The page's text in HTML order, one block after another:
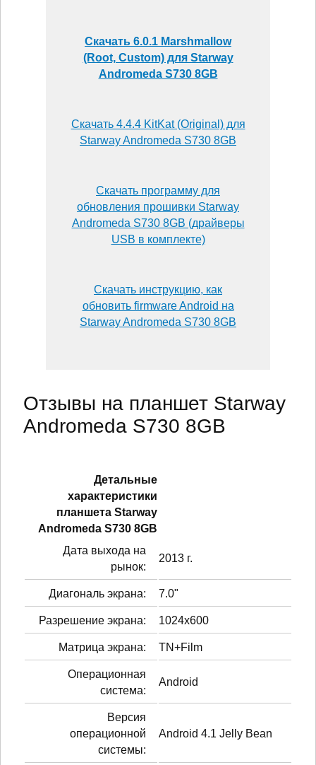
Скачать 6.0.1 Marshmallow
(Root, Custom) для Starway
Andromeda S730 8GB
Скачать 4.4.4 KitKat (Original) для
Starway Andromeda S730 8GB
Скачать программу для
обновления прошивки Starway
Andromeda S730 8GB (драйверы
USB в комплекте)
Скачать инструкцию, как
обновить firmware Android на
Starway Andromeda S730 8GB
Отзывы на планшет Starway
Andromeda S730 8GB
Детальные
характеристики
планшетa Starway
Andromeda S730 8GB
Дата выхода на
рынок:
2013 г.
Диагональ экрана: 7.0"
Разрешение экрана: 1024x600
Матрица экрана: TN+Film
Операционная
система:
Android
Версия
операционной
системы:
Android 4.1 Jelly Bean